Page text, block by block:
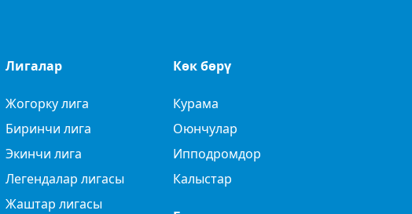
Лигалар
Жогорку лига
Биринчи лига
Экинчи лига
Легендалар лигасы
Жаштар лигасы
Көк бөрү
Курама
Оюнчулар
Ипподромдор
Калыстар